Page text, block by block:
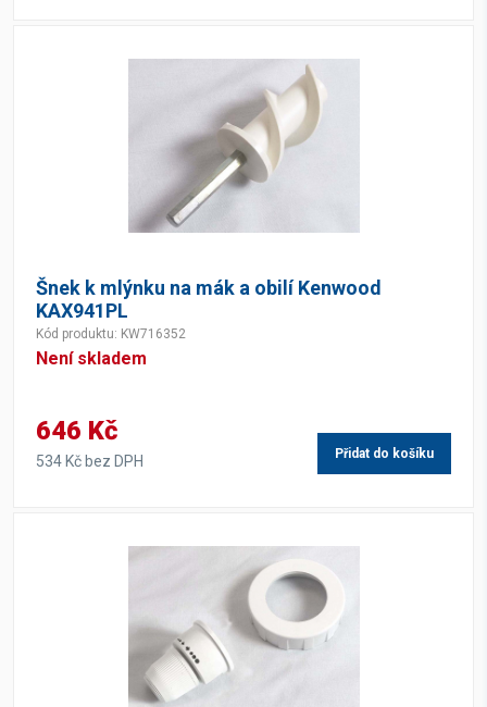
Šnek k mlýnku na mák a obilí Kenwood
KAX941PL
Kód produktu: KW716352
Není skladem
646 Kč
534 Kč bez DPH Přidat do košíku